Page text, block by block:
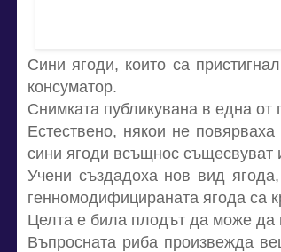
Сини ягоди, които са
консуматор.
Снимката публикувана в една от
Естествено, някои не
сини ягоди всъщнос същесвуват
Учени създадоха нов вид
генномодифицираната ягода са
Целта е била плодът да може да
Въпросната риба произвежда